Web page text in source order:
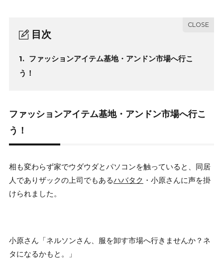
目次
1. ファッションアイテム基地・アンドン市場へ行こ
う！
ファッションアイテム基地・アンドン市場へ行こ
う！
相も変わらず家でウダウダとパソコンを触っていると、同居
人でありザックの上司でもあるハバタク ・小原さんに声を掛
けられました。
小原さん「ネルソンさん、服を卸す市場へ行きませんか？ネ
タになるかもと。」